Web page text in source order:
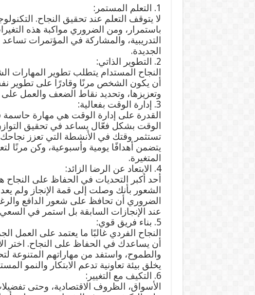
1. التعلم المستمر:
لا يتوقف التعلم عند تحقيق النجاح.
باستمرار، ومن الضروري مواكبة هذه
التدريبية، والمشاركة في المؤتمرات
الجديدة.
2. التطوير الذاتي:
النجاح المستدام يتطلب تطوير
أن يكون الشخص مرنًا وقادرًا على تطوير
وتعزيزها، وتحديد نقاط الضعف والعمل على
3. إدارة الوقت بفعالية:
القدرة على إدارة الوقت هي مهارة حاسمة
الوقت بشكل فعّال يساعد في تحقيق
تستثمر وقتك في الأنشطة التي تعزز
يتضمن أهدافًا يومية وأسبوعية، وكن مرنًا
المتغيرة.
4. الابتعاد عن الرضا الزائد:
أحد أكبر التحديات في الحفاظ على النجاح
الشعور بأنك وصلت إلى قمة الإنجاز ولم
الضروري أن تحافظ على شعور الدافع
عند الإنجازات السابقة بل استمر في
5. بناء فريق قوي:
النجاح الفردي غالبًا ما يعتمد على
أن يساعدك في الحفاظ على النجاح. اختر
والطموح، واستفد من مهاراتهم المتنوعة
يخلق بيئة تعاونية تدعم الابتكار والنمو
6. التكيف مع التغيير:
الأسواق، الظروف الاقتصادية، وحتى